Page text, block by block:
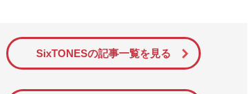
。この一報から約2か月後、宮内庁は結婚延期を
SixTONESの記事一覧を見る